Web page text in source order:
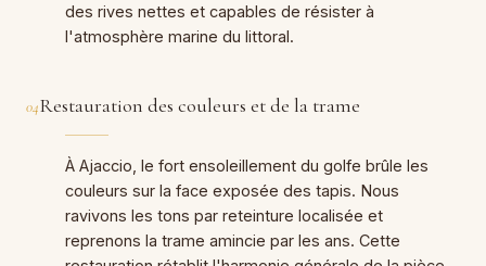
des rives nettes et capables de résister à
l'atmosphère marine du littoral.
04Restauration des couleurs et de la trame
À Ajaccio, le fort ensoleillement du golfe brûle les
couleurs sur la face exposée des tapis. Nous
ravivons les tons par reteinture localisée et
reprenons la trame amincie par les ans. Cette